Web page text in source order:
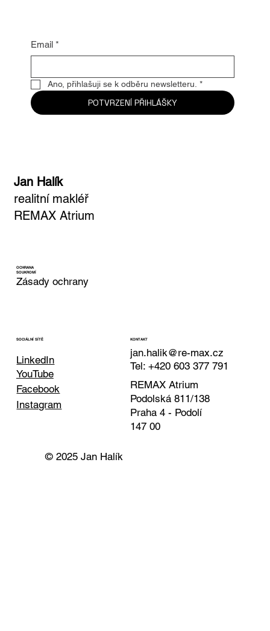
Email *
Ano, přihlašuji se k odběru newsletteru. *
POTVRZENÍ PŘIHLÁŠKY
Jan Halík
realitní makléř
REMAX Atrium
OCHRANA
SOUKROMÍ
Zásady ochrany
SOCIÁLNÍ SÍTĚ
LinkedIn
Facebook
YouTube
Instagram
KONTAKT
jan.halik@re-max.cz
Tel: +420 603 377 791
REMAX Atrium
Podolská 811/138
Praha 4 - Podolí
147 00
© 2025 Jan Halík